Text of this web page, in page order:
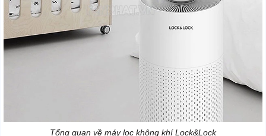
Tổng quan về máy lọc không khí Lock&Lock